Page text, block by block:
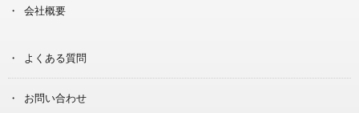
会社概要
よくある質問
お問い合わせ